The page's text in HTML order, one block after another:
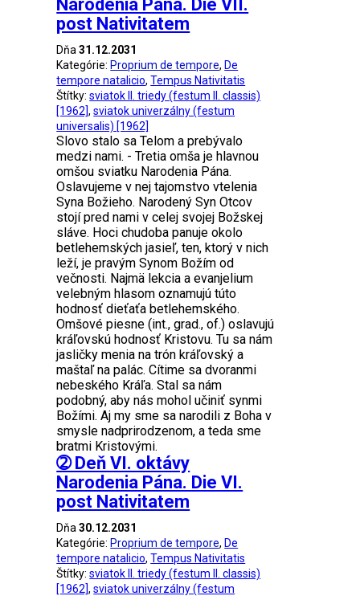
Narodenia Pána. Die VII.
post Nativitatem
Dňa31.12.2031
Kategórie: Proprium de tempore, De
tempore natalicio,Tempus Nativitatis
Štítky:sviatok II. triedy (festum II. classis)
[1962],sviatok univerzálny (festum
universalis) [1962]
Slovo stalo sa Telom a prebývalo
medzi nami. - Tretia omša je hlavnou
omšou sviatku Narodenia Pána.
Oslavujeme v nej tajomstvo vtelenia
Syna Božieho. Narodený Syn Otcov
stojí pred nami v celej svojej Božskej
sláve. Hoci chudoba panuje okolo
betlehemských jasieľ, ten, ktorý v nich
leží, je pravým Synom Božím od
večnosti. Najmä lekcia a evanjelium
velebným hlasom oznamujú túto
hodnosť dieťaťa betlehemského.
Omšové piesne (int., grad., of.) oslavujú
kráľovskú hodnosť Kristovu. Tu sa nám
jasličky menia na trón kráľovský a
maštaľ na palác. Cítime sa dvoranmi
nebeského Kráľa. Stal sa nám
podobný, aby nás mohol učiniť synmi
Božími. Aj my sme sa narodili z Boha v
smysle nadprirodzenom, a teda sme
bratmi Kristovými.
➁ Deň VI. oktávy
Narodenia Pána. Die VI.
post Nativitatem
Dňa30.12.2031
Kategórie: Proprium de tempore, De
tempore natalicio,Tempus Nativitatis
Štítky:sviatok II. triedy (festum II. classis)
[1962],sviatok univerzálny (festum